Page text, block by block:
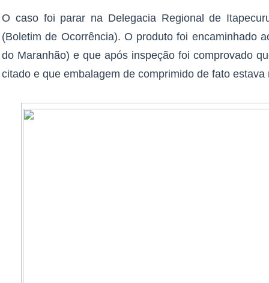
O caso foi parar na Delegacia Regional de
(Boletim de Ocorrência). O produto foi encaminhado
do Maranhão) e que após inspeção foi comprovado
citado e que embalagem de comprimido de fato